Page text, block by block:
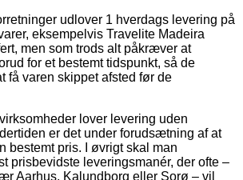
udlover 1 hverdags levering på
eksempelvis Travelite Madeira
men som trods alt påkræver at
for et bestemt tidspunkt, så de
få varen skippet afsted før de
lover levering uden
er det under forudsætning af at
bestemt pris. I øvrigt skal man
prisbevidste leveringsmanér, der ofte –
Aarhus, Kalundborg eller Sorø – vil